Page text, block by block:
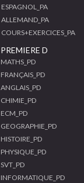
ESPAGNOL_PA
ALLEMAND_PA
COURS+EXERCICES_PA
PREMIERE D
MATHS_PD
FRANÇAIS_PD
ANGLAIS_PD
CHIMIE_PD
ECM_PD
GEOGRAPHIE_PD
HISTOIRE_PD
PHYSIQUE_PD
SVT_PD
INFORMATIQUE_PD